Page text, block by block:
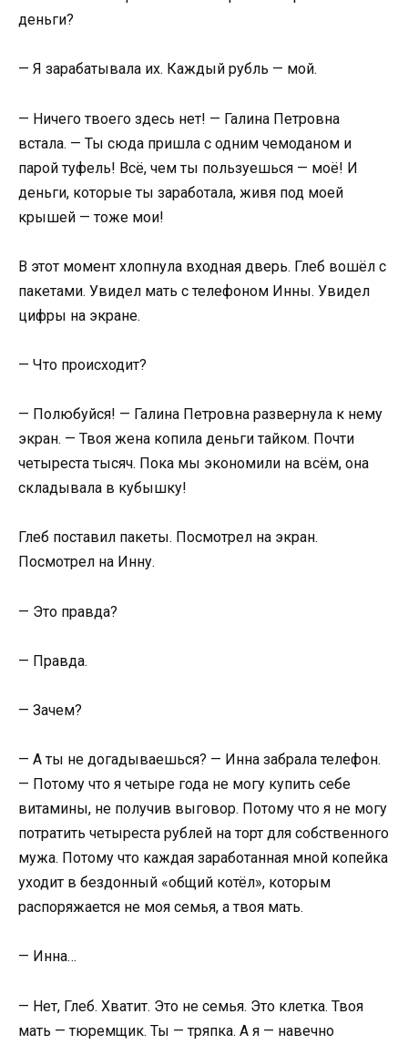
деньги?
— Я зарабатывала их. Каждый рубль — мой.
— Ничего твоего здесь нет! — Галина Петровна
встала. — Ты сюда пришла с одним чемоданом и
парой туфель! Всё, чем ты пользуешься — моё! И
деньги, которые ты заработала, живя под моей
крышей — тоже мои!
В этот момент хлопнула входная дверь. Глеб вошёл с
пакетами. Увидел мать с телефоном Инны. Увидел
цифры на экране.
— Что происходит?
— Полюбуйся! — Галина Петровна развернула к нему
экран. — Твоя жена копила деньги тайком. Почти
четыреста тысяч. Пока мы экономили на всём, она
складывала в кубышку!
Глеб поставил пакеты. Посмотрел на экран.
Посмотрел на Инну.
— Это правда?
— Правда.
— Зачем?
— А ты не догадываешься? — Инна забрала телефон.
— Потому что я четыре года не могу купить себе
витамины, не получив выговор. Потому что я не могу
потратить четыреста рублей на торт для собственного
мужа. Потому что каждая заработанная мной копейка
уходит в бездонный «общий котёл», которым
распоряжается не моя семья, а твоя мать.
— Инна…
— Нет, Глеб. Хватит. Это не семья. Это клетка. Твоя
мать — тюремщик. Ты — тряпка. А я — навечно